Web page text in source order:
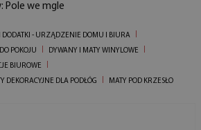
Pole we mgle
DODATKI - URZĄDZENIE DOMU I BIURA
POKOJU
DYWANY I MATY WINYLOWE
BIUROWE
DEKORACYJNE DLA PODŁÓG
MATY POD KRZESŁO